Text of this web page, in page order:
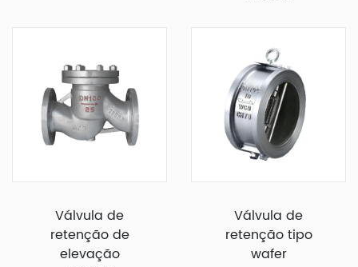
Válvula de
retenção de
elevação
Válvula de
retenção tipo
wafer